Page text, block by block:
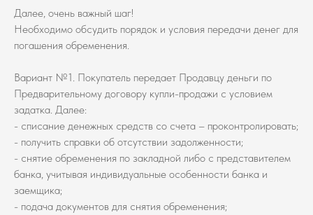
Далее, очень важный шаг!
Необходимо обсудить порядок и условия передачи денег для
погашения обременения.
Вариант №1. Покупатель передает Продавцу деньги по
Предварительному договору купли-продажи с условием
задатка. Далее:
- списание денежных средств со счета – проконтролировать;
- получить справки об отсутствии задолженности;
- снятие обременения по закладной либо с представителем
банка, учитывая индивидуальные особенности банка и
заемщика;
- подача документов для снятия обременения;